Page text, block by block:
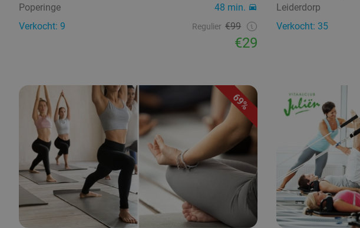
Poperinge
48 min.
Verkocht: 9
Regulier €99
€29
Leiderdorp
Verkocht: 35
69%